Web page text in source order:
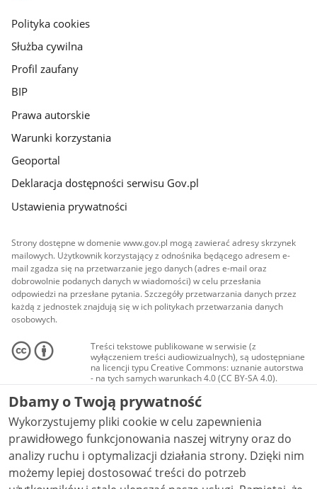
gov.pl
Polityka cookies
Służba cywilna
Profil zaufany
BIP
Prawa autorskie
Warunki korzystania
Geoportal
Deklaracja dostępności serwisu Gov.pl
Ustawienia prywatności
Strony dostępne w domenie www.gov.pl mogą zawierać adresy skrzynek
mailowych. Użytkownik korzystający z odnośnika będącego adresem e-
mail zgadza się na przetwarzanie jego danych (adres e-mail oraz
dobrowolnie podanych danych w wiadomości) w celu przesłania
odpowiedzi na przesłane pytania. Szczegóły przetwarzania danych przez
każdą z jednostek znajdują się w ich politykach przetwarzania danych
osobowych.
Treści tekstowe publikowane w serwisie (z
wyłączeniem treści audiowizualnych), są udostępniane
na licencji typu Creative Commons: uznanie autorstwa
- na tych samych warunkach 4.0 (CC BY-SA 4.0).
Materiały audiowizualne, w tym zdjęcia, materiały
audio i wideo, są udostępniane na licencji typu
Creative Commons: uznanie autorstwa użycie
niekomercyjne - bez utworów zależnych 4.0 (CC BY-
NC-ND 4.0), o ile nie jest to stwierdzone inaczej.
Dbamy o Twoją prywatność
Wykorzystujemy pliki cookie w celu zapewnienia
prawidłowego funkcjonowania naszej witryny oraz do
analizy ruchu i optymalizacji działania strony. Dzięki nim
możemy lepiej dostosować treści do potrzeb